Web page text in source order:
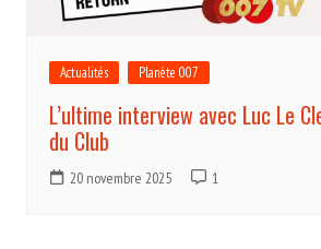
Actualités Planète 007
L’ultime interview avec Luc Le
du Club
20 novembre 2025 1